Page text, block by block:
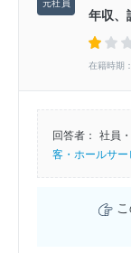
年収、
在籍時期
回答者： 社員
客・ホールサー
こ